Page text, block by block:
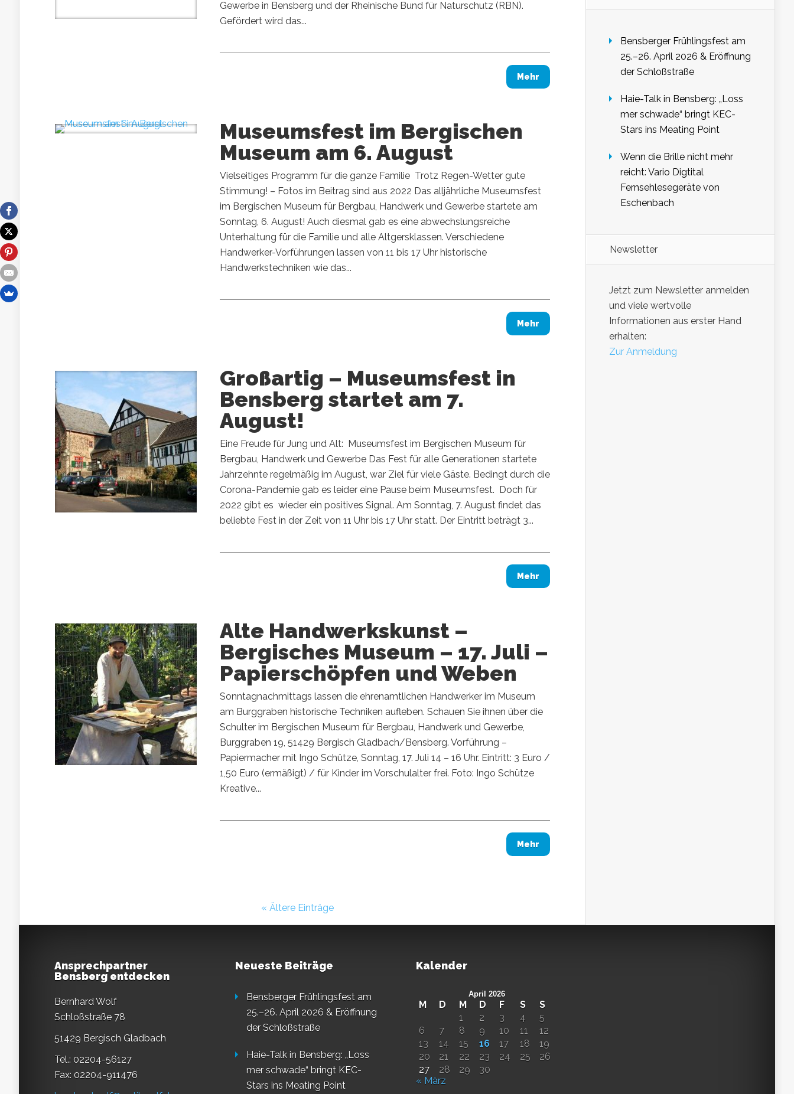
Gewerbe in Bensberg und der Rheinische Bund für Naturschutz (RBN).
Gefördert wird das...
Mehr
Museumsfest im Bergischen
Museum am 6. August
Vielseitiges Programm für die ganze Familie Trotz Regen-Wetter gute
Stimmung! – Fotos im Beitrag sind aus 2022 Das alljährliche Museumsfest
im Bergischen Museum für Bergbau, Handwerk und Gewerbe startete am
Sonntag, 6. August! Auch diesmal gab es eine abwechslungsreiche
Unterhaltung für die Familie und alle Altgersklassen. Verschiedene
Handwerker-Vorführungen lassen von 11 bis 17 Uhr historische
Handwerkstechniken wie das...
Mehr
Großartig – Museumsfest in
Bensberg startet am 7.
August!
Eine Freude für Jung und Alt: Museumsfest im Bergischen Museum für
Bergbau, Handwerk und Gewerbe Das Fest für alle Generationen startete
Jahrzehnte regelmäßig im August, war Ziel für viele Gäste. Bedingt durch die
Corona-Pandemie gab es leider eine Pause beim Museumsfest. Doch für
2022 gibt es wieder ein positives Signal. Am Sonntag, 7. August findet das
beliebte Fest in der Zeit von 11 Uhr bis 17 Uhr statt. Der Eintritt beträgt 3...
Mehr
Alte Handwerkskunst –
Bergisches Museum – 17. Juli –
Papierschöpfen und Weben
Sonntagnachmittags lassen die ehrenamtlichen Handwerker im Museum
am Burggraben historische Techniken aufleben. Schauen Sie ihnen über die
Schulter im Bergischen Museum für Bergbau, Handwerk und Gewerbe,
Burggraben 19, 51429 Bergisch Gladbach/Bensberg. Vorführung –
Papiermacher mit Ingo Schütze, Sonntag, 17. Juli 14 – 16 Uhr. Eintritt: 3 Euro /
1,50 Euro (ermäßigt) / für Kinder im Vorschulalter frei. Foto: Ingo Schütze
Kreative...
Mehr
« Ältere Einträge
Bensberger Frühlingsfest am
25.–26. April 2026 & Eröffnung
der Schloßstraße
Haie-Talk in Bensberg: „Loss
mer schwade“ bringt KEC-
Stars ins Meating Point
Wenn die Brille nicht mehr
reicht: Vario Digtital
Fernsehlesegeräte von
Eschenbach
Newsletter
Jetzt zum Newsletter anmelden
und viele wertvolle
Informationen aus erster Hand
erhalten:
Zur Anmeldung
Ansprechpartner
Bensberg entdecken
Bernhard Wolf
Schloßstraße 78
51429 Bergisch Gladbach
Tel.: 02204-56127
Fax: 02204-911476
Neueste Beiträge
Bensberger Frühlingsfest am
25.–26. April 2026 & Eröffnung
der Schloßstraße
Haie-Talk in Bensberg: „Loss
mer schwade“ bringt KEC-
Stars ins Meating Point
Kalender
April 2026
M D M D F S
S
1
2 3 4
5
6
7 8 9 10 11
12
13
14 15 16 17 18
19
20
21 22 23 24 25
26
27
28 29
30
« März